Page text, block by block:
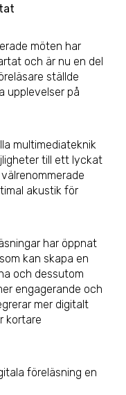
möten har
och är nu en del
ställde
upplevelser på
multimediateknik
till ett lyckat
akustik för
har öppnat
kan skapa en
och dessutom
engagerande och
mer digitalt
kortare
föreläsning en